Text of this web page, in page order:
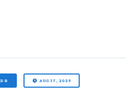
B AUG 17, 2025